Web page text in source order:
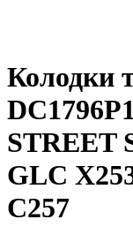
Колодки
STREET
GLC
C257